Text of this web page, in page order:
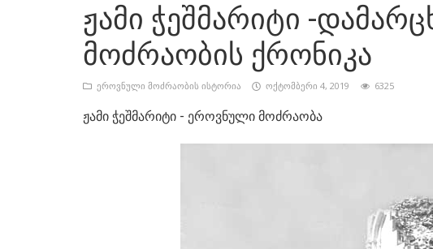
ჟამი ჭეშმარიტი -
მოძრაობის ქრონიკა
ეროვნული მოძრაობის ისტორია ოქტომბერი 4, 2019 6325
ჟამი ჭეშმარიტი - ეროვნული მოძრაობა